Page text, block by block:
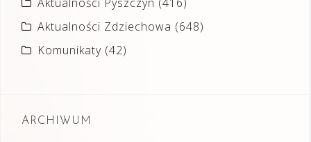
Aktualności Zdziechowa (648)
Komunikaty (42)
ARCHIWUM